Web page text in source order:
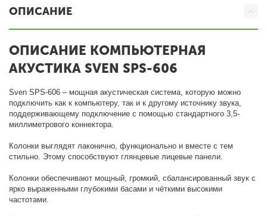
ОПИСАНИЕ
ОПИСАНИЕ КОМПЬЮТЕРНАЯ
АКУСТИКА SVEN SPS-606
Sven SPS-606 – мощная акустическая система, которую можно
подключить как к компьютеру, так и к другому источнику звука,
поддерживающему подключение с помощью стандартного 3,5-
миллиметрового коннектора.
Колонки выглядят лаконично, функционально и вместе с тем
стильно. Этому способствуют глянцевые лицевые панели.
Колонки обеспечивают мощный, громкий, сбалансированный звук с
ярко выраженными глубокими басами и чёткими высокими
частотами.